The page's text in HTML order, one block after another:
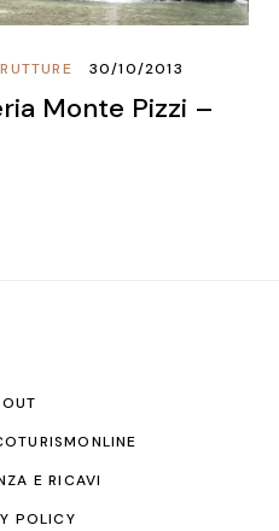
30/10/2013
Monte Pizzi –
E RICAVI
POLICY